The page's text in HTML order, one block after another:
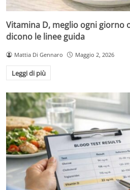
Vitamina D, meglio ogni giorno
dicono le linee guida
Mattia Di Gennaro Maggio 2, 2026
Leggi di più